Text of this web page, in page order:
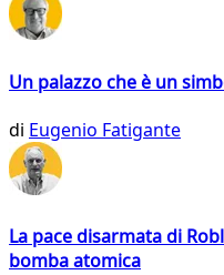
Un palazzo che è un
di Eugenio Fatigante
La pace disarmata di
bomba atomica